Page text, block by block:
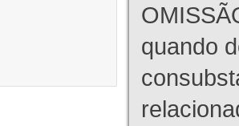
quando